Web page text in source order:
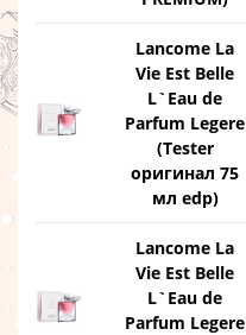
Lancome La
Vie Est Belle
L`Eau de
Parfum Legere
(Tester
оригинал 75
мл edp)
Lancome La
Vie Est Belle
L`Eau de
Parfum Legere